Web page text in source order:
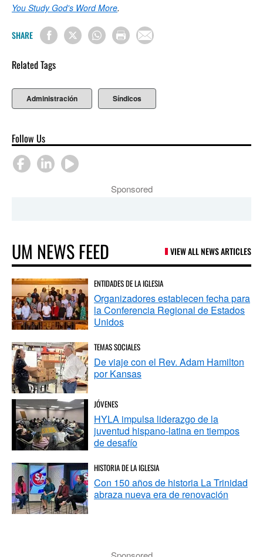
You Study God's Word More.
SHARE
Related Tags
Administración Síndicos
Follow Us
Sponsored
UM NEWS FEED VIEW ALL NEWS ARTICLES
ENTIDADES DE LA IGLESIA
Organizadores establecen fecha para
la Conferencia Regional de Estados
Unidos
TEMAS SOCIALES
De viaje con el Rev. Adam Hamilton
por Kansas
JÓVENES
HYLA impulsa liderazgo de la
juventud hispano-latina en tiempos
de desafío
HISTORIA DE LA IGLESIA
Con 150 años de historia La Trinidad
abraza nueva era de renovación